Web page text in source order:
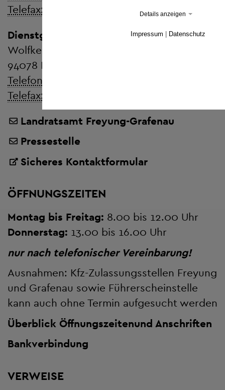
Telefax:
Dienstgebäude Wolfstein
Wolfkerstraße 3
94078 Freyung
Telefon:
Telefax:
Landratsamt Freyung-Grafenau
Pressestelle
Sicheres Kontaktformular
ÖFFNUNGSZEITEN
Montag bis Freitag: 8.00 bis 12.00 Uhr
Donnerstag: 13.00 bis 16.00 Uhr
nur nach telefonischer Vereinbarung!
Ausnahmen: Kfz-Zulassungsstellen Freyung
und Grafenau sowie Führerscheinstelle
kann auch ohne Termin aufgesucht werden
Überblick Öffnungszeitenund Anschriften
Bankverbindung
VERWEISE
Details anzeigen
Impressum | Datenschutz